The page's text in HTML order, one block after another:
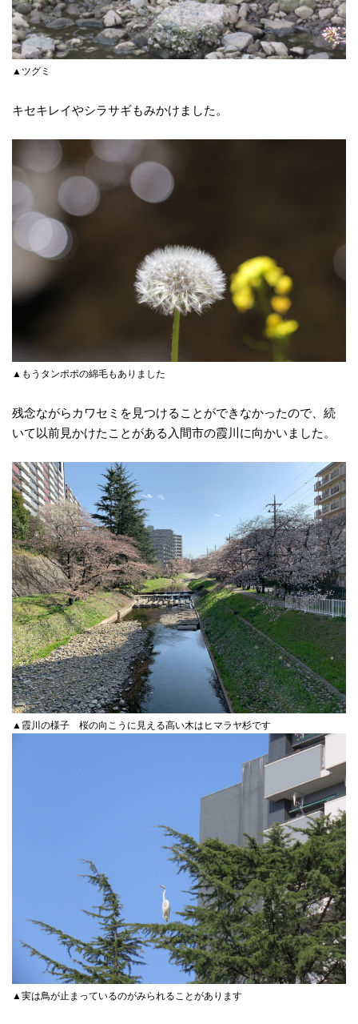
▲ツグミ
キセキレイやシラサギもみかけました。
▲もうタンポポの綿毛もありました
残念ながらカワセミを見つけることができなかったので、続
いて以前見かけたことがある入間市の霞川に向かいました。
▲霞川の様子 桜の向こうに見える高い木はヒマラヤ杉です
▲実は鳥が止まっているのがみられることがあります